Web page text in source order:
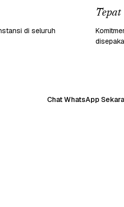
di seluruh
Tepat
Chat WhatsApp